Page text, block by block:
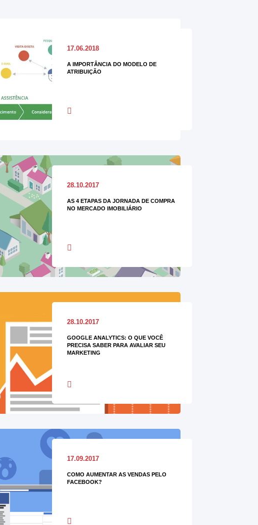
17.06.2018
A IMPORTÂNCIA DO MODELO DE
ATRIBUIÇÃO
28.10.2017
AS 4 ETAPAS DA JORNADA DE COMPRA
NO MERCADO IMOBILIÁRIO
28.10.2017
GOOGLE ANALYTICS: O QUE VOCÊ
PRECISA SABER PARA AVALIAR SEU
MARKETING
17.09.2017
COMO AUMENTAR AS VENDAS PELO
FACEBOOK?